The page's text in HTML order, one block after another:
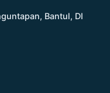
Bantul, DI